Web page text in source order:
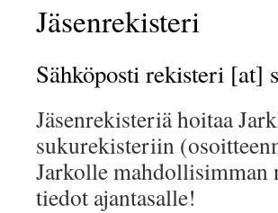
Jäsenrekisteri
Sähköposti rekisteri [at]
Jäsenrekisteriä hoitaa
sukurekisteriin
Jarkolle mahdollisimman
tiedot ajantasalle!